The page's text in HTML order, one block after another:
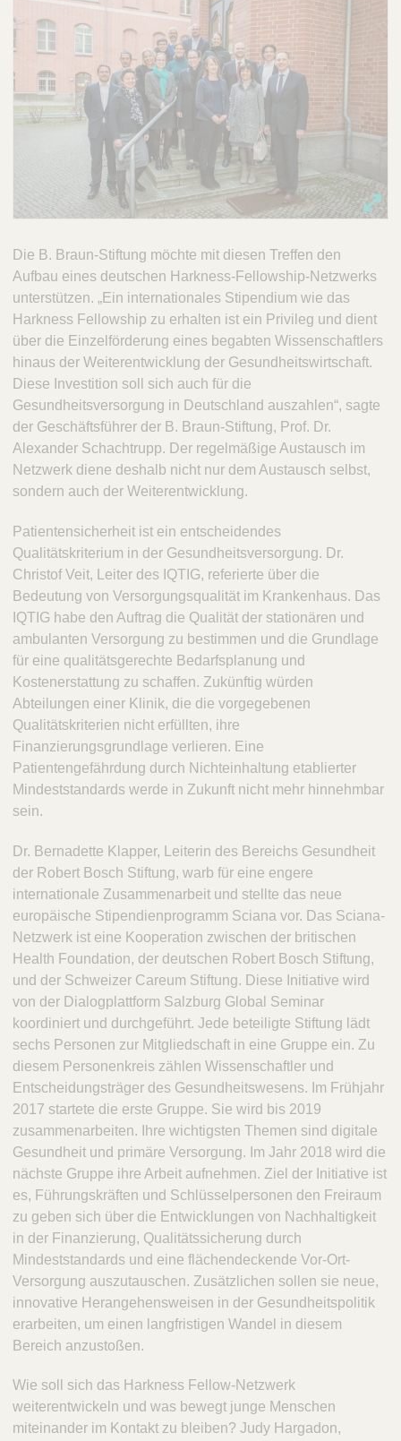
Die B. Braun-Stiftung möchte mit diesen Treffen den
Aufbau eines deutschen Harkness-Fellowship-Netzwerks
unterstützen. „Ein internationales Stipendium wie das
Harkness Fellowship zu erhalten ist ein Privileg und dient
über die Einzelförderung eines begabten Wissenschaftlers
hinaus der Weiterentwicklung der Gesundheitswirtschaft.
Diese Investition soll sich auch für die
Gesundheitsversorgung in Deutschland auszahlen“, sagte
der Geschäftsführer der B. Braun-Stiftung, Prof. Dr.
Alexander Schachtrupp. Der regelmäßige Austausch im
Netzwerk diene deshalb nicht nur dem Austausch selbst,
sondern auch der Weiterentwicklung.
Patientensicherheit ist ein entscheidendes
Qualitätskriterium in der Gesundheitsversorgung. Dr.
Christof Veit, Leiter des IQTIG, referierte über die
Bedeutung von Versorgungsqualität im Krankenhaus. Das
IQTIG habe den Auftrag die Qualität der stationären und
ambulanten Versorgung zu bestimmen und die Grundlage
für eine qualitätsgerechte Bedarfsplanung und
Kostenerstattung zu schaffen. Zukünftig würden
Abteilungen einer Klinik, die die vorgegebenen
Qualitätskriterien nicht erfüllten, ihre
Finanzierungsgrundlage verlieren. Eine
Patientengefährdung durch Nichteinhaltung etablierter
Mindeststandards werde in Zukunft nicht mehr hinnehmbar
sein.
Dr. Bernadette Klapper, Leiterin des Bereichs Gesundheit
der Robert Bosch Stiftung, warb für eine engere
internationale Zusammenarbeit und stellte das neue
europäische Stipendienprogramm Sciana vor. Das Sciana-
Netzwerk ist eine Kooperation zwischen der britischen
Health Foundation, der deutschen Robert Bosch Stiftung,
und der Schweizer Careum Stiftung. Diese Initiative wird
von der Dialogplattform Salzburg Global Seminar
koordiniert und durchgeführt. Jede beteiligte Stiftung lädt
sechs Personen zur Mitgliedschaft in eine Gruppe ein. Zu
diesem Personenkreis zählen Wissenschaftler und
Entscheidungsträger des Gesundheitswesens. Im Frühjahr
2017 startete die erste Gruppe. Sie wird bis 2019
zusammenarbeiten. Ihre wichtigsten Themen sind digitale
Gesundheit und primäre Versorgung. Im Jahr 2018 wird die
nächste Gruppe ihre Arbeit aufnehmen. Ziel der Initiative ist
es, Führungskräften und Schlüsselpersonen den Freiraum
zu geben sich über die Entwicklungen von Nachhaltigkeit
in der Finanzierung, Qualitätssicherung durch
Mindeststandards und eine flächendeckende Vor-Ort-
Versorgung auszutauschen. Zusätzlichen sollen sie neue,
innovative Herangehensweisen in der Gesundheitspolitik
erarbeiten, um einen langfristigen Wandel in diesem
Bereich anzustoßen.
Wie soll sich das Harkness Fellow-Netzwerk
weiterentwickeln und was bewegt junge Menschen
miteinander im Kontakt zu bleiben? Judy Hargadon,